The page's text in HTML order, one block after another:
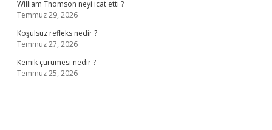
William Thomson neyi icat etti ?
Temmuz 29, 2026
Koşulsuz refleks nedir ?
Temmuz 27, 2026
Kemik çürümesi nedir ?
Temmuz 25, 2026